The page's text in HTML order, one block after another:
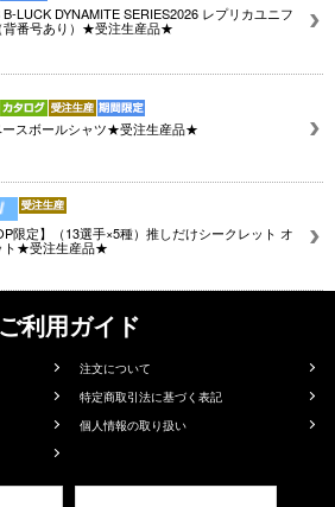
LUCK DYNAMITE SERIES2026 レプリカユニフ
背番号あり）★受注生産品★
ースボールシャツ★受注生産品★
限定】（13選手×5種）推しだけシークレット オ
ト★受注生産品★
ご利用ガイド
注文について
特定商取引法に基づく表記
個人情報の取り扱い